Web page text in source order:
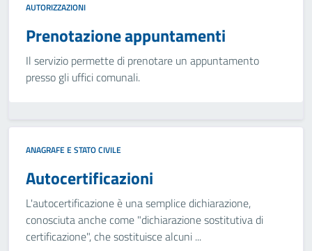
AUTORIZZAZIONI
Prenotazione appuntamenti
Il servizio permette di prenotare un appuntamento
presso gli uffici comunali.
ANAGRAFE E STATO CIVILE
Autocertificazioni
L'autocertificazione è una semplice dichiarazione,
conosciuta anche come "dichiarazione sostitutiva di
certificazione", che sostituisce alcuni ...